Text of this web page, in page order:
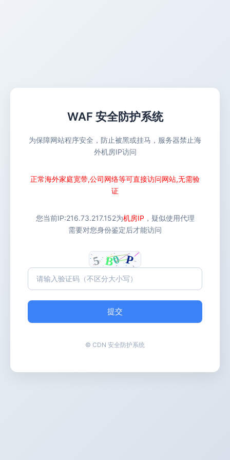
WAF 安全防护系统
为保障网站程序安全，防止被黑或挂马，服务器禁止海
外机房IP访问
正常海外家庭宽带,公司网络等可直接访问网站,无需验
证
您当前IP:216.73.217.152为机房IP ，疑似使用代理
需要对您身份鉴定后才能访问
提交
© CDN 安全防护系统